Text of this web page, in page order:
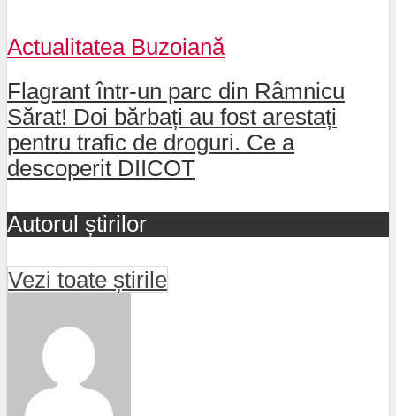
Actualitatea Buzoiană
Flagrant într-un parc din Râmnicu
Sărat! Doi bărbați au fost arestați
pentru trafic de droguri. Ce a
descoperit DIICOT
Autorul știrilor
Vezi toate știrile